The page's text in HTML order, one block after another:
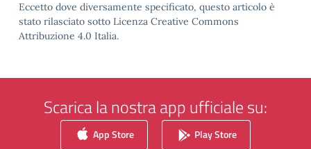
Eccetto dove diversamente specificato, questo articolo è
stato rilasciato sotto Licenza Creative Commons
Attribuzione 4.0 Italia.
Scarica la nostra app ufficiale su:
App Store Play Store